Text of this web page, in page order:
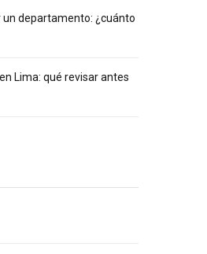
departamento: ¿cuánto
Lima: qué revisar antes